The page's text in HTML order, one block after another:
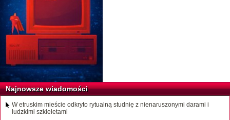
Najnowsze wiadomości
W etruskim mieście odkryto rytualną studnię z nienaruszonymi darami i
ludzkimi szkieletami